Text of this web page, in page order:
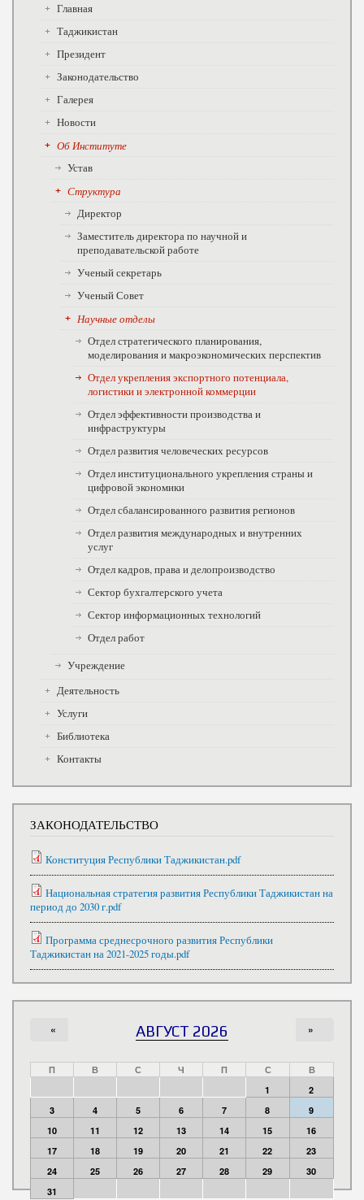
Главная
Таджикистан
Президент
Законодательство
Галерея
Новости
Об Институте
Устав
Структура
Директор
Заместитель директора по научной и
преподавательской работе
Ученый секретарь
Ученый Совет
Научные отделы
Отдел стратегического планирования,
моделирования и макроэкономических перспектив
Отдел укрепления экспортного потенциала,
логистики и электронной коммерции
Отдел эффективности производства и
инфраструктуры
Отдел развития человеческих ресурсов
Отдел институционального укрепления страны и
цифровой экономики
Отдел сбалансированного развития регионов
Отдел развития международных и внутренних
услуг
Отдел кадров, права и делопроизводство
Сектор бухгалтерского учета
Сектор информационных технологий
Отдел работ
Учреждение
Деятельность
Услуги
Библиотека
Контакты
ЗАКОНОДАТЕЛЬСТВО
Конституция Республики Таджикистан.pdf
Национальная стратегия развития Республики Таджикистан на
период до 2030 г.pdf
Программа среднесрочного развития Республики
Таджикистан на 2021-2025 годы.pdf
АВГУСТ 2026
« »
П В С Ч П С
В
1
2
3
4 5 6 7 8
9
10
11 12 13 14 15
16
17
18 19 20 21 22
23
24
25 26 27 28 29
30
31